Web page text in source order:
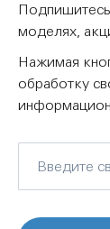
моделях,
Нажимая
обработку